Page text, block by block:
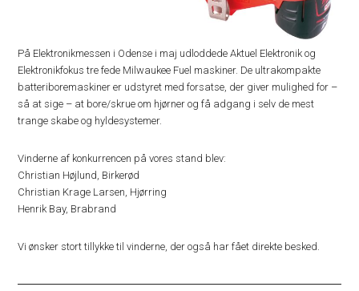
På Elektronikmessen i Odense i maj udloddede Aktuel Elektronik og
Elektronikfokus tre fede Milwaukee Fuel maskiner. De ultrakompakte
batteriboremaskiner er udstyret med forsatse, der giver mulighed for –
så at sige – at bore/skrue om hjørner og få adgang i selv de mest
trange skabe og hyldesystemer.
Vinderne af konkurrencen på vores stand blev:
Christian Højlund, Birkerød
Christian Krage Larsen, Hjørring
Henrik Bay, Brabrand
Vi ønsker stort tillykke til vinderne, der også har fået direkte besked.